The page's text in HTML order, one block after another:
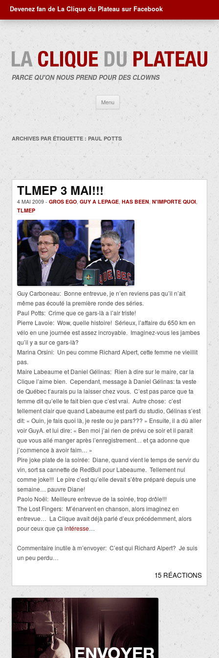
Devenez fan de La Clique du Plateau sur Facebook
PARCE QU'ON NOUS PREND POUR DES CLOWNS
Menu
contenu
ARCHIVES PAR ÉTIQUETTE : PAUL POTTS
TLMEP 3 MAI!!!
4 MAI 2009 - GROS EGO, GUY A LEPAGE, HAS BEEN, N'IMPORTE QUOI,
TLMEP
Guy Carboneau: Bonne entrevue, je n’en reviens pas qu’il n’ait
même pas écouté la première ronde des séries.
Paul Potts: Crime que ce gars-là a l’air triste!
Pierre Lavoie: Wow, quelle histoire! Sérieux, l’affaire du 650 km en
vélo en une journée est assez incroyable. Imaginez-vous les jambes
qu’il y a sur ce gars-là?
Marina Orsini: Un peu comme Richard Alpert, cette femme ne vieillit
pas.
Maire Labeaume et Daniel Gélinas: Rien à dire sur le maire, car la
Clique l’aime bien. Cependant, message à Daniel Gélinas: ta veste
de Québec t’aurais pu la laisser chez vous. C’est pas parce que ta
femme dit qu’elle te fait bien que c’est vrai. Autre chose: c’est
tellement clair que quand Labeaume est parti du studio, Gélinas s’est
dit: « Ouin, je fais quoi là, je reste ou je pars??? » Ensuite, il a dû aller
voir GuyA. et lui dire: « Ben moi j’ai rien de prévu ce soir et il paraît
que vous allé manger après l’enregistrement… et ça adonne que
j’commence à avoir faim… »
Pire joke plate de la soirée: Diane, quand vient le temps de servir du
vin, sort sa cannette de RedBull pour Labeaume. Tellement nul
comme joke!!! Le pire c’est qu’elle devait s’être préparé depuis une
semaine… pauvre Diane!
Paolo Noël: Meilleure entrevue de la soirée, trop drôle!!!
The Lost Fingers: M’énarvent en chanson, alors imaginez en
entrevue… La Clique avait déjà parlé d’eux précédemment, alors
pour ceux que ça intéresse…
Commentaire inutile à m’envoyer: C’est qui Richard Alpert? Je suis
un peu perdu…
15 RÉACTIONS